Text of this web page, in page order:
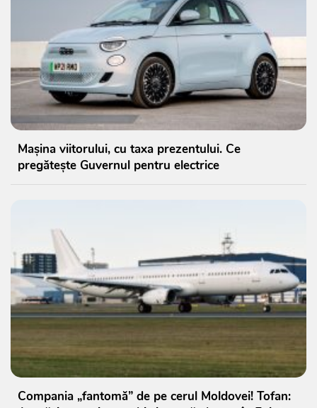
Mașina viitorului, cu taxa prezentului. Ce
pregătește Guvernul pentru electrice
Compania „fantomă” de pe cerul Moldovei! Tofan: